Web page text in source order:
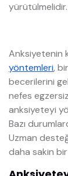
yürütülmelidir.
Anksiyetenin
yöntemleri,
becerilerini
nefes
anksiyeteyi
Bazı
Uzman
daha sakin bir